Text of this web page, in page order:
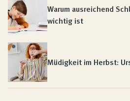
Warum ausreichend
wichtig ist
Müdigkeit im Herbst: